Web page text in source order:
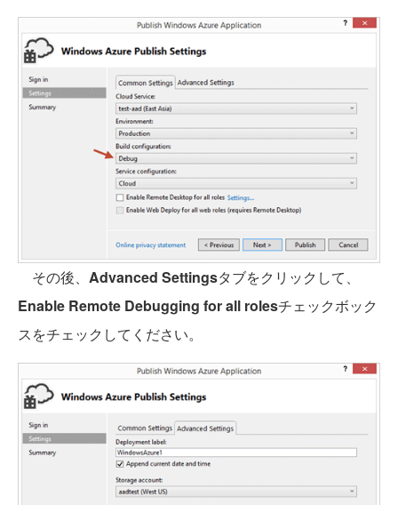
その後、 Advanced Settingsタブをクリックして、
Enable Remote Debugging for all rolesチェックボック
スをチェックしてください。